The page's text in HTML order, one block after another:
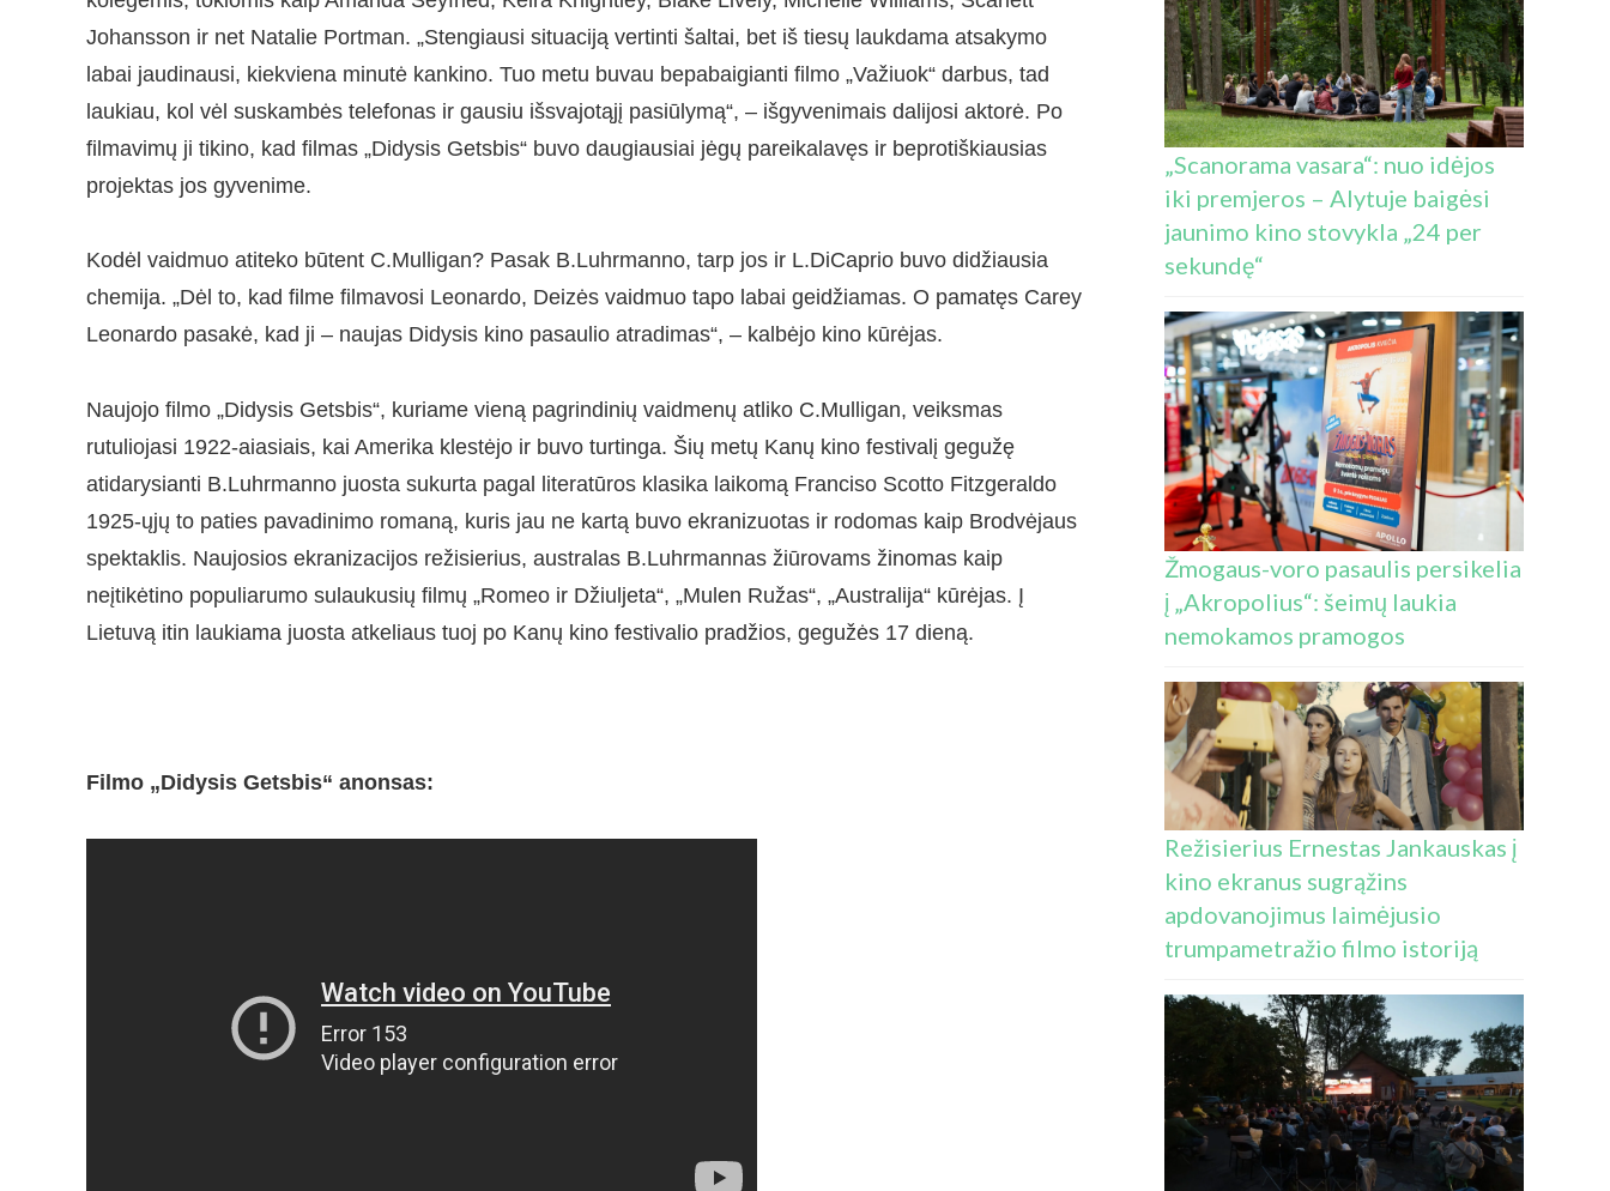
Johansson ir net Natalie Portman. „Stengiausi situaciją vertinti šaltai, bet iš tiesų laukdama atsakymo
labai jaudinausi, kiekviena minutė kankino. Tuo metu buvau bepabaigianti filmo „Važiuok“ darbus, tad
laukiau, kol vėl suskambės telefonas ir gausiu išsvajotąjį pasiūlymą“, – išgyvenimais dalijosi aktorė. Po
filmavimų ji tikino, kad filmas „Didysis Getsbis“ buvo daugiausiai jėgų pareikalavęs ir beprotiškiausias
projektas jos gyvenime.
Kodėl vaidmuo atiteko būtent C.Mulligan? Pasak B.Luhrmanno, tarp jos ir L.DiCaprio buvo didžiausia
chemija. „Dėl to, kad filme filmavosi Leonardo, Deizės vaidmuo tapo labai geidžiamas. O pamatęs Carey
Leonardo pasakė, kad ji – naujas Didysis kino pasaulio atradimas“, – kalbėjo kino kūrėjas.
Naujojo filmo „Didysis Getsbis“, kuriame vieną pagrindinių vaidmenų atliko C.Mulligan, veiksmas
rutuliojasi 1922-aiasiais, kai Amerika klestėjo ir buvo turtinga. Šių metų Kanų kino festivalį gegužę
atidarysianti B.Luhrmanno juosta sukurta pagal literatūros klasika laikomą Franciso Scotto Fitzgeraldo
1925-ųjų to paties pavadinimo romaną, kuris jau ne kartą buvo ekranizuotas ir rodomas kaip Brodvėjaus
spektaklis. Naujosios ekranizacijos režisierius, australas B.Luhrmannas žiūrovams žinomas kaip
neįtikėtino populiarumo sulaukusių filmų „Romeo ir Džiuljeta“, „Mulen Ružas“, „Australija“ kūrėjas. Į
Lietuvą itin laukiama juosta atkeliaus tuoj po Kanų kino festivalio pradžios, gegužės 17 dieną.
Filmo „Didysis Getsbis“ anonsas:
„Scanorama vasara“: nuo idėjos
iki premjeros – Alytuje baigėsi
jaunimo kino stovykla „24 per
sekundę“
Žmogaus-voro pasaulis persikelia
į „Akropolius“: šeimų laukia
nemokamos pramogos
Režisierius Ernestas Jankauskas į
kino ekranus sugrąžins
apdovanojimus laimėjusio
trumpametražio filmo istoriją